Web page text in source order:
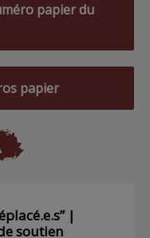
papier du
papier
|
soutien